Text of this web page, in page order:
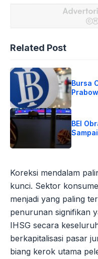
Related Post
Bursa
BEI
Koreksi mendalam
kunci. Sektor
menjadi yang paling
penurunan signifikan
IHSG secara
berkapitalisasi pasar
biang kerok utama